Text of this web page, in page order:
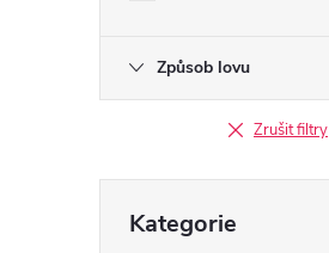
Způsob lovu
Zrušit filtry
kategorie
Kategorie